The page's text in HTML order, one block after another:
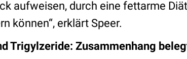
aufweisen, durch eine fettarme
können“, erklärt Speer.
Trigylzeride: Zusammenhang